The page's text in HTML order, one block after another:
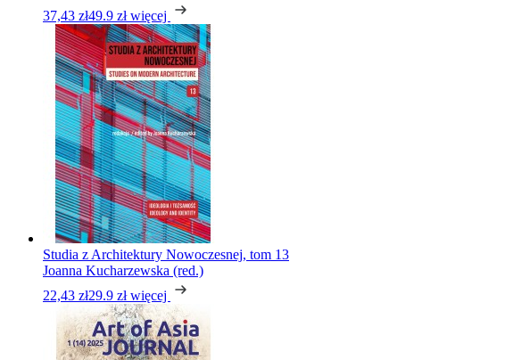
37,43 zł49.9 zł więcej
Studia z Architektury Nowoczesnej, tom 13
Joanna Kucharzewska (red.)
22,43 zł29.9 zł więcej